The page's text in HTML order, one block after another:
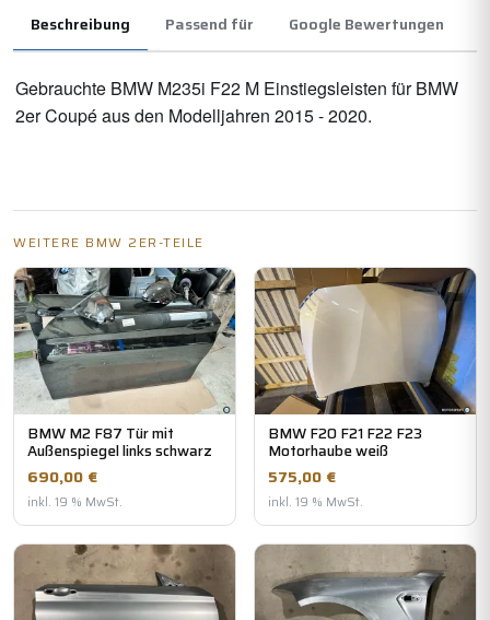
Beschreibung Passend für Google Bewertungen
Gebrauchte BMW M235i F22 M Einstiegsleisten für BMW
2er Coupé aus den Modelljahren 2015 - 2020.
WEITERE BMW 2ER-TEILE
BMW M2 F87 Tür mit
Außenspiegel links schwarz
690,00 €
inkl. 19 % MwSt.
BMW F20 F21 F22 F23
Motorhaube weiß
575,00 €
inkl. 19 % MwSt.